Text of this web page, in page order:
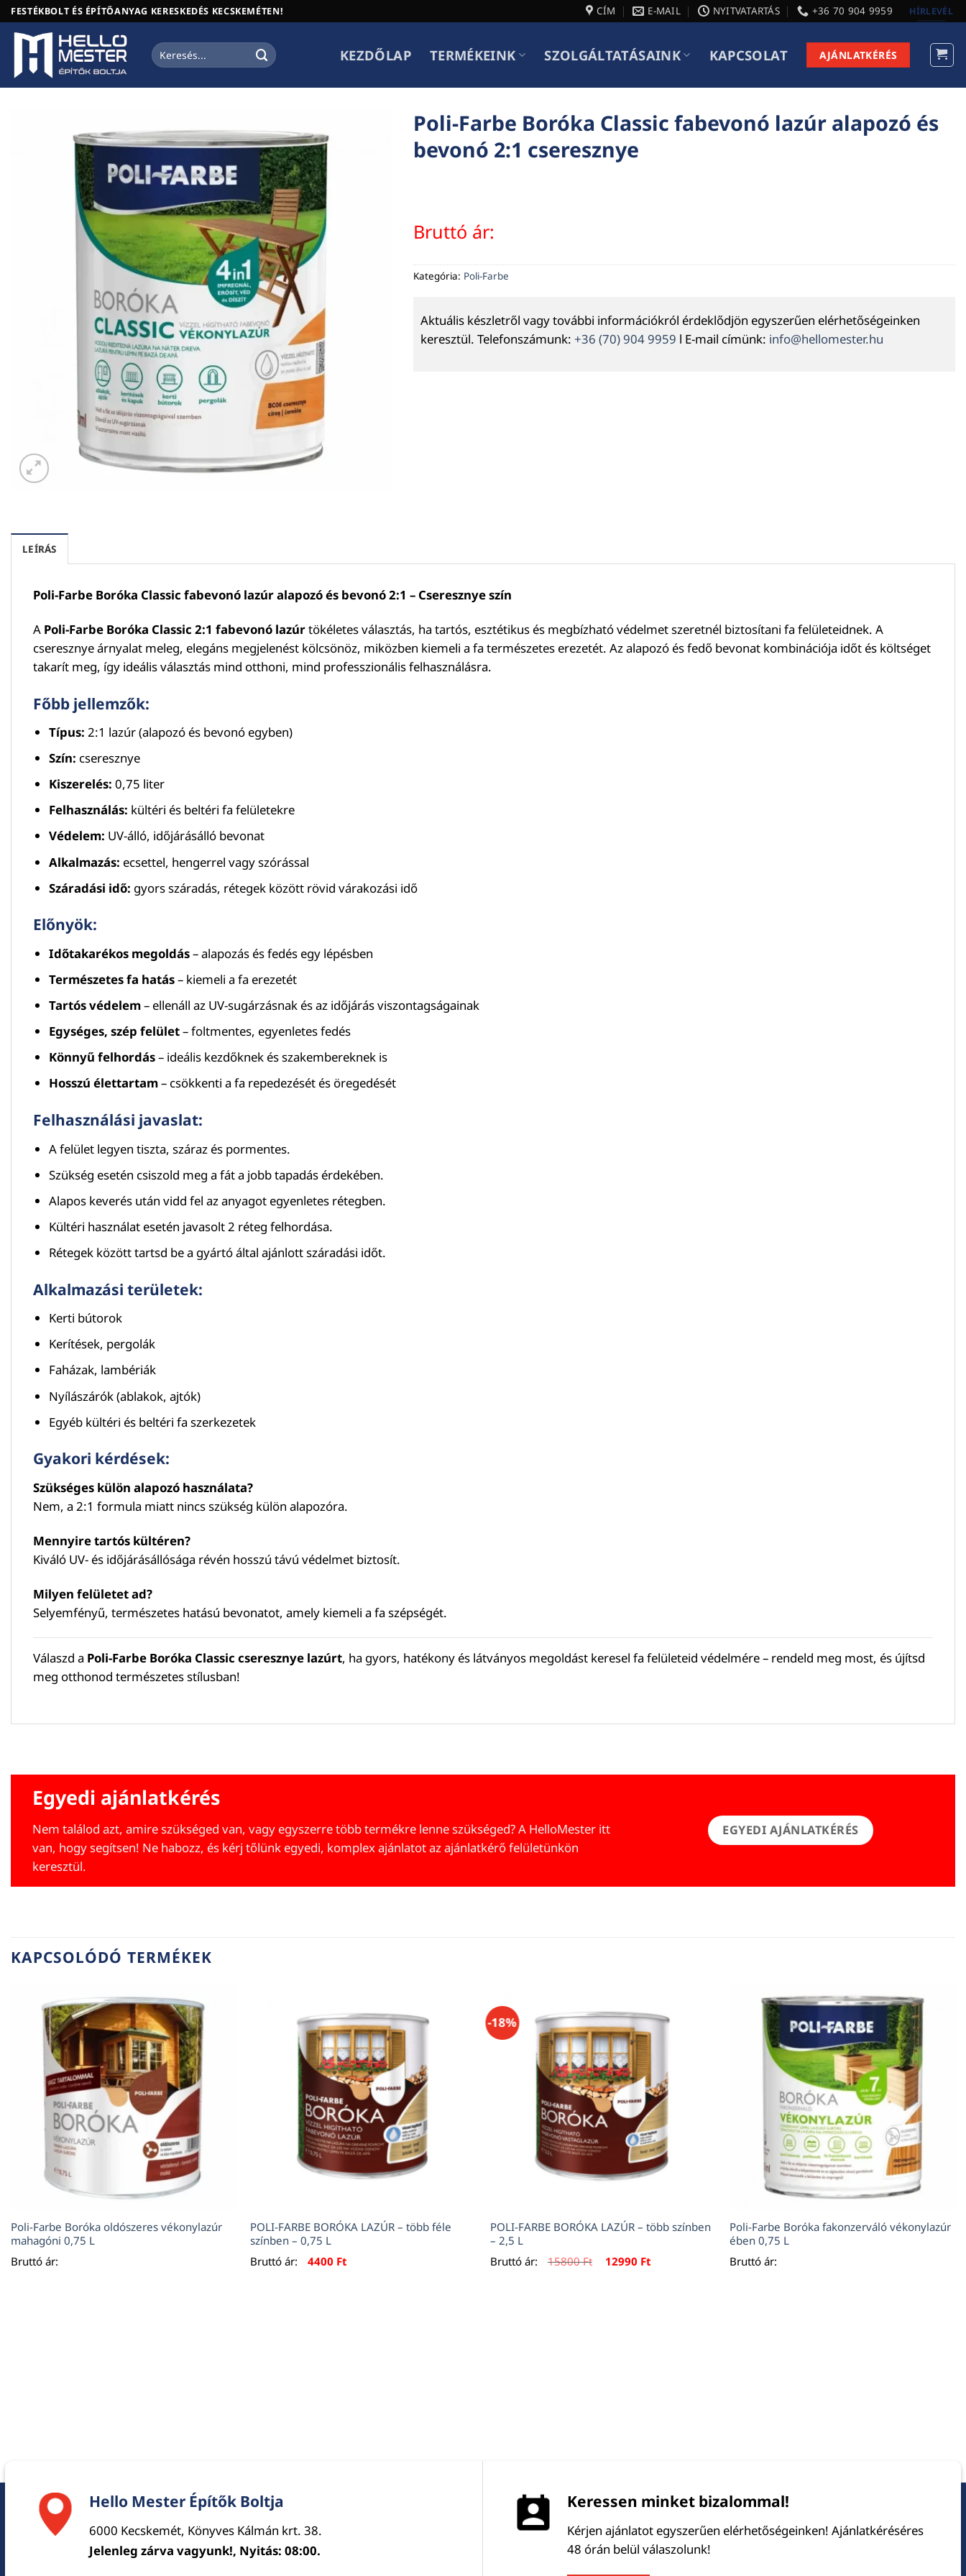
Skip
to
content
FESTÉKBOLT ÉS ÉPÍTŐANYAG KERESKEDÉS KECSKEMÉTEN! CÍM E-MAIL NYITVATARTÁS +36 70 904 9959 HÍRLEVÉL
Keresés
a
KEZDŐLAP TERMÉKEINK SZOLGÁLTATÁSAINK KAPCSOLAT AJÁNLATKÉRÉS
Poli-Farbe Boróka Classic fabevonó lazúr alapozó és
bevonó 2:1 cseresznye
Bruttó ár:
Kategória: Poli-Farbe
Aktuális készletről vagy további információkról érdeklődjön egyszerűen elérhetőségeinken
keresztül. Telefonszámunk: +36 (70) 904 9959 l E-mail címünk: info@hellomester.hu
LEÍRÁS
Poli-Farbe Boróka Classic fabevonó lazúr alapozó és bevonó 2:1 – Cseresznye szín
A Poli-Farbe Boróka Classic 2:1 fabevonó lazúrtökéletes választás, ha tartós, esztétikus és megbízható védelmet szeretnél biztosítani fa felületeidnek. A
cseresznye árnyalat meleg, elegáns megjelenést kölcsönöz, miközben kiemeli a fa természetes erezetét. Az alapozó és fedő bevonat kombinációja időt és költséget
takarít meg, így ideális választás mind otthoni, mind professzionális felhasználásra.
Főbb jellemzők:
Típus: 2:1 lazúr (alapozó és bevonó egyben)
Szín: cseresznye
Kiszerelés: 0,75 liter
Felhasználás: kültéri és beltéri fa felületekre
Védelem: UV-álló, időjárásálló bevonat
Alkalmazás: ecsettel, hengerrel vagy szórással
Száradási idő: gyors száradás, rétegek között rövid várakozási idő
Előnyök:
Időtakarékos megoldás– alapozás és fedés egy lépésben
Természetes fa hatás– kiemeli a fa erezetét
Tartós védelem– ellenáll az UV-sugárzásnak és az időjárás viszontagságainak
Egységes, szép felület– foltmentes, egyenletes fedés
Könnyű felhordás– ideális kezdőknek és szakembereknek is
Hosszú élettartam– csökkenti a fa repedezését és öregedését
Felhasználási javaslat:
A felület legyen tiszta, száraz és pormentes.
Szükség esetén csiszold meg a fát a jobb tapadás érdekében.
Alapos keverés után vidd fel az anyagot egyenletes rétegben.
Kültéri használat esetén javasolt 2 réteg felhordása.
Rétegek között tartsd be a gyártó által ajánlott száradási időt.
Alkalmazási területek:
Kerti bútorok
Kerítések, pergolák
Faházak, lambériák
Nyílászárók (ablakok, ajtók)
Egyéb kültéri és beltéri fa szerkezetek
Gyakori kérdések:
Szükséges külön alapozó használata?
Nem, a 2:1 formula miatt nincs szükség külön alapozóra.
Mennyire tartós kültéren?
Kiváló UV- és időjárásállósága révén hosszú távú védelmet biztosít.
Milyen felületet ad?
Selyemfényű, természetes hatású bevonatot, amely kiemeli a fa szépségét.
Válaszd a Poli-Farbe Boróka Classic cseresznye lazúrt, ha gyors, hatékony és látványos megoldást keresel fa felületeid védelmére – rendeld meg most, és újítsd
meg otthonod természetes stílusban!
Egyedi ajánlatkérés
Nem találod azt, amire szükséged van, vagy egyszerre több termékre lenne szükséged? A HelloMester itt
van, hogy segítsen! Ne habozz, és kérj tőlünk egyedi, komplex ajánlatot az ajánlatkérő felületünkön
keresztül.
EGYEDI AJÁNLATKÉRÉS
KAPCSOLÓDÓ TERMÉKEK
Poli-Farbe Boróka oldószeres vékonylazúr
mahagóni 0,75 L
Bruttó ár:
POLI-FARBE BORÓKA LAZÚR – több féle
színben – 0,75 L
Bruttó ár:
4400 Ft
-18%
POLI-FARBE BORÓKA LAZÚR – több színben
– 2,5 L
Bruttó ár:
15800Ft Original
price
12990 Ft
Poli-Farbe Boróka fakonzerváló vékonylazúr
ében 0,75 L
Bruttó ár:
Hello Mester Építők Boltja
6000 Kecskemét, Könyves Kálmán krt. 38.
Jelenleg zárva vagyunk!, Nyitás: 08:00.
Keressen minket bizalommal!
Kérjen ajánlatot egyszerűen elérhetőségeinken! Ajánlatkéréséres
48 órán belül válaszolunk!